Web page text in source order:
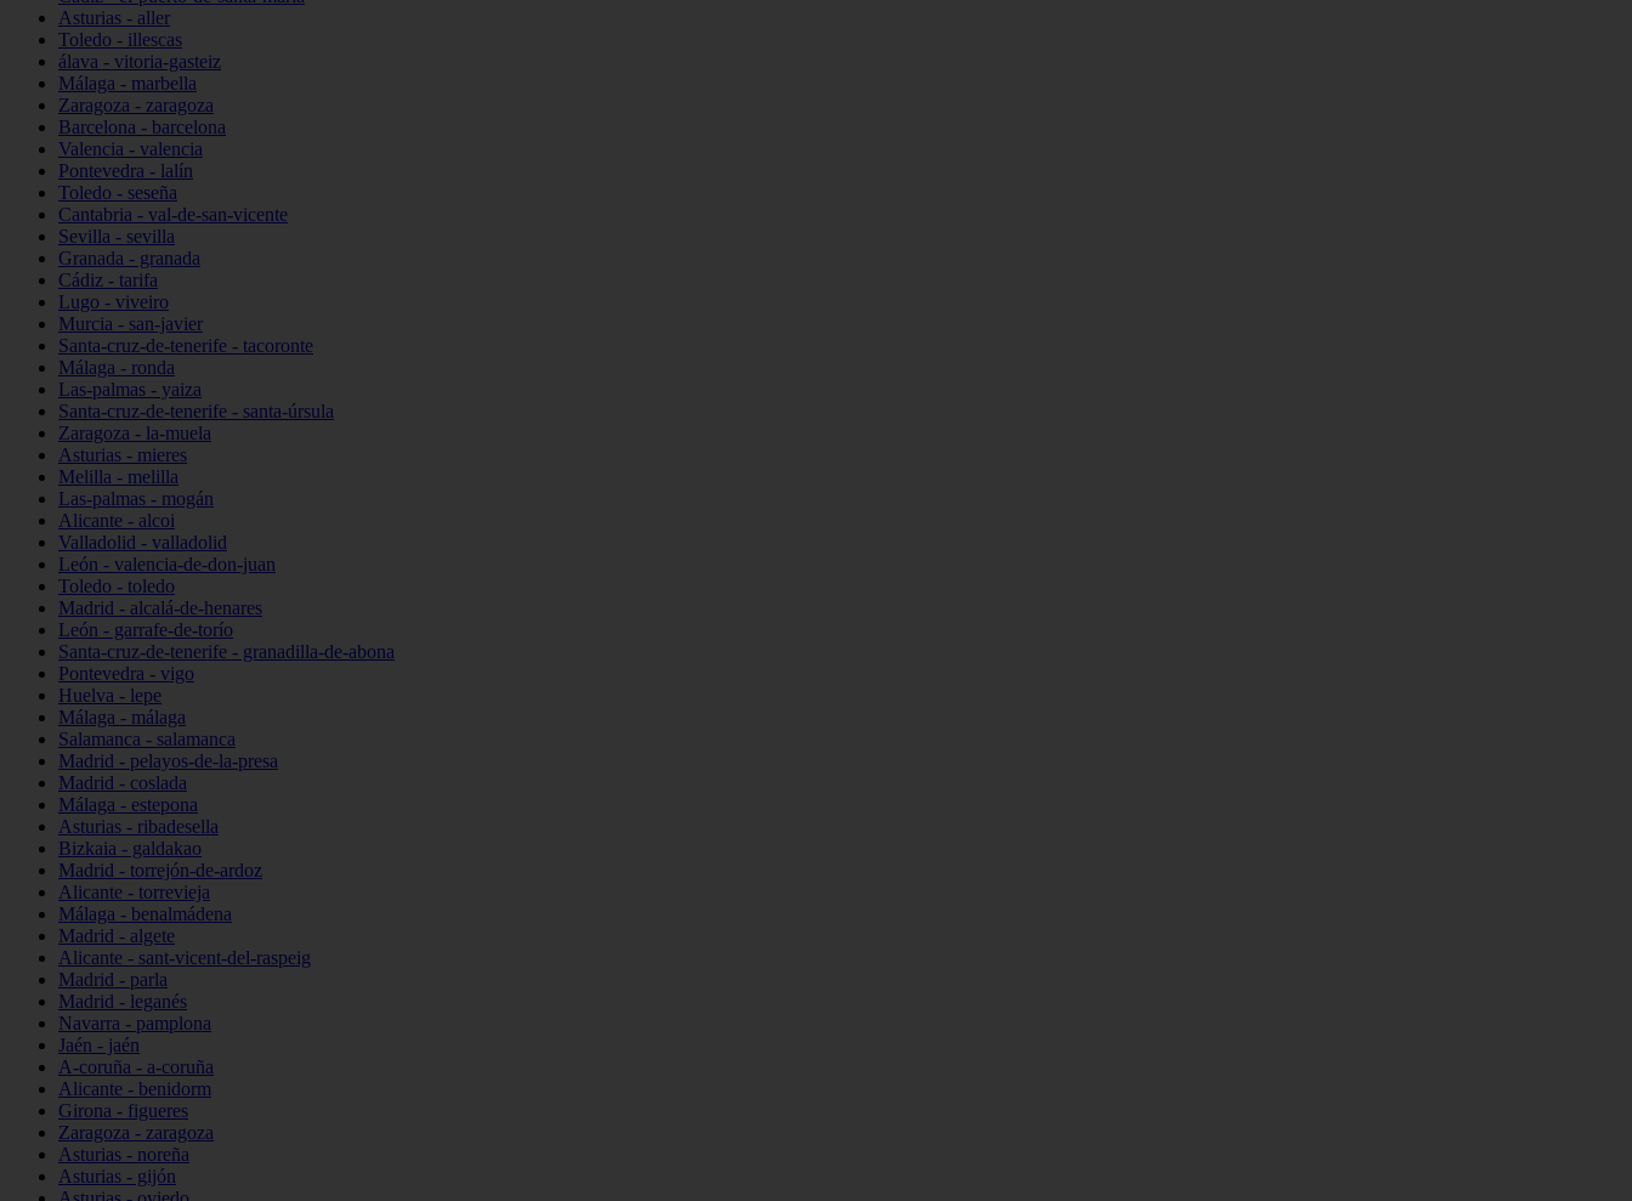
Asturias - aller
Toledo - illescas
álava - vitoria-gasteiz
Málaga - marbella
Zaragoza - zaragoza
Barcelona - barcelona
Valencia - valencia
Pontevedra - lalín
Toledo - seseña
Cantabria - val-de-san-vicente
Sevilla - sevilla
Granada - granada
Cádiz - tarifa
Lugo - viveiro
Murcia - san-javier
Santa-cruz-de-tenerife - tacoronte
Málaga - ronda
Las-palmas - yaiza
Santa-cruz-de-tenerife - santa-úrsula
Zaragoza - la-muela
Asturias - mieres
Melilla - melilla
Las-palmas - mogán
Alicante - alcoi
Valladolid - valladolid
León - valencia-de-don-juan
Toledo - toledo
Madrid - alcalá-de-henares
León - garrafe-de-torío
Santa-cruz-de-tenerife - granadilla-de-abona
Pontevedra - vigo
Huelva - lepe
Málaga - málaga
Salamanca - salamanca
Madrid - pelayos-de-la-presa
Madrid - coslada
Málaga - estepona
Asturias - ribadesella
Bizkaia - galdakao
Madrid - torrejón-de-ardoz
Alicante - torrevieja
Málaga - benalmádena
Madrid - algete
Alicante - sant-vicent-del-raspeig
Madrid - parla
Madrid - leganés
Navarra - pamplona
Jaén - jaén
A-coruña - a-coruña
Alicante - benidorm
Girona - figueres
Zaragoza - zaragoza
Asturias - noreña
Asturias - gijón